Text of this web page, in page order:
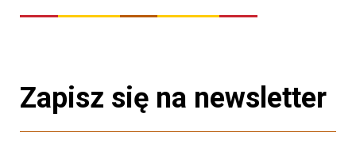
Zapisz się na newsletter